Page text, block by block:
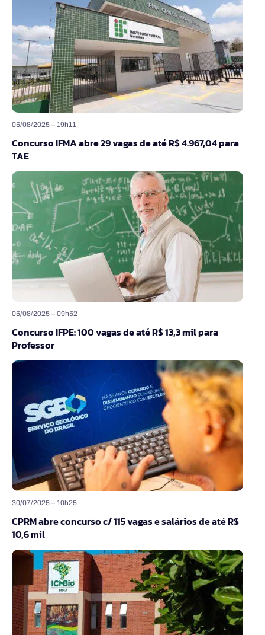
05/08/2025 – 19h11
Concurso IFMA abre 29 vagas de até R$ 4.967,04 para
TAE
05/08/2025 – 09h52
Concurso IFPE: 100 vagas de até R$ 13,3 mil para
Professor
30/07/2025 – 10h25
CPRM abre concurso c/ 115 vagas e salários de até R$
10,6 mil